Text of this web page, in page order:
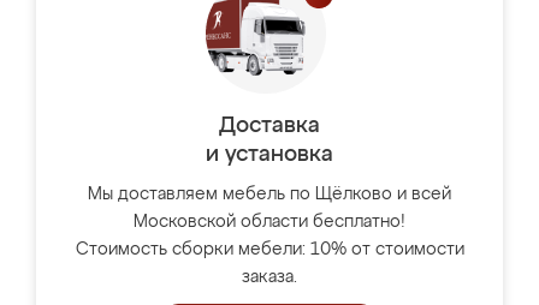
Доставка
и установка
Мы доставляем мебель по Щёлково и всей
Московской области бесплатно!
Стоимость сборки мебели: 10% от стоимости
заказа.